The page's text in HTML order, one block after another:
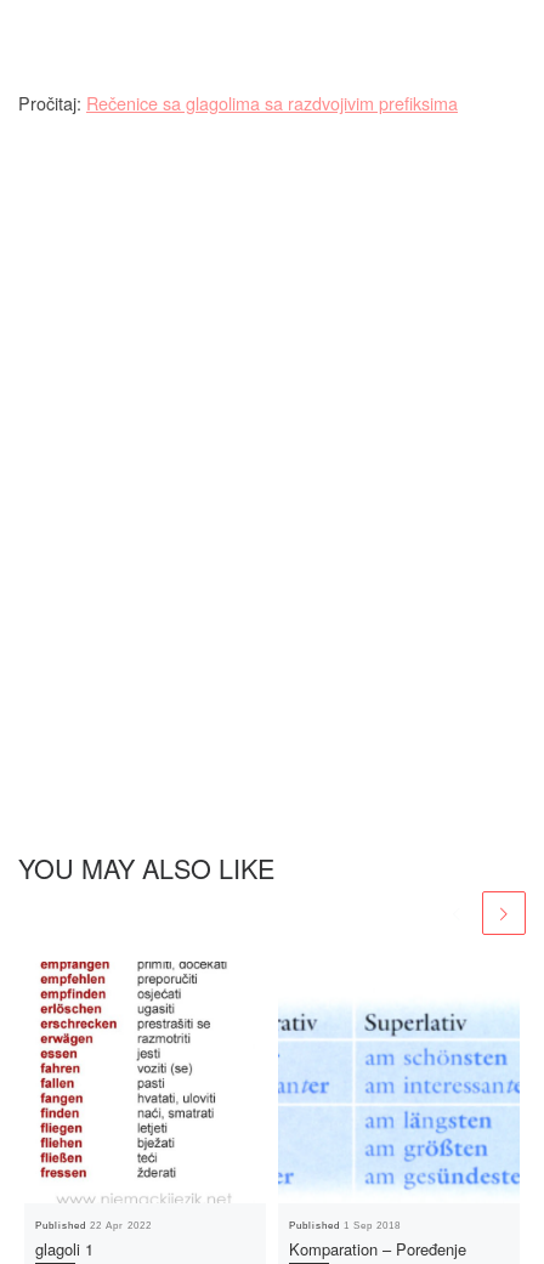
Pročitaj: Rečenice sa glagolima sa razdvojivim prefiksima
YOU MAY ALSO LIKE
Published22 Apr 2022
glagoli 1
Published 1 Sep 2018
Komparation – Poređenje